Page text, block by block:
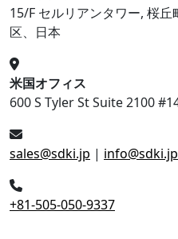
15/F セルリアンタワー, 桜
区、日本
米国オフィス
600 S Tyler St Suite 2100
sales@sdki.jp | info@sdki.jp
+81-505-050-9337